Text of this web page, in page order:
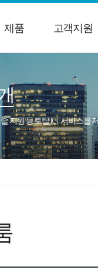
제품 고객지원
지원 등 토탈 ICT 서비스를